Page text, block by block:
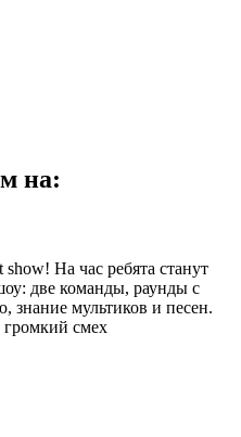
на:
На час ребята станут
две команды, раунды с
знание мультиков и песен.
смех